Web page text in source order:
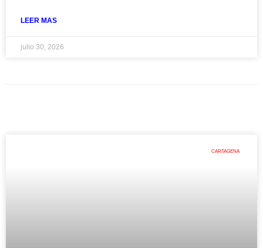
LEER MAS
julio 30, 2026
CARTAGENA